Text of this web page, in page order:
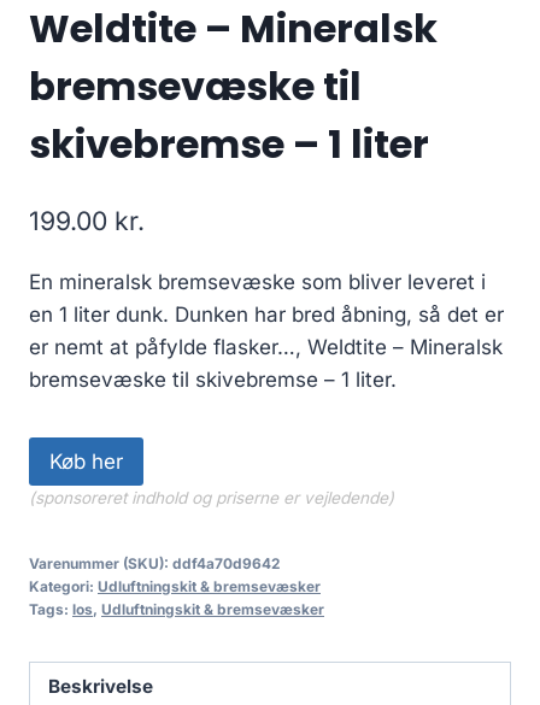
Weldtite – Mineralsk
bremsevæske til
skivebremse – 1 liter
199.00 kr.
En mineralsk bremsevæske som bliver leveret i
en 1 liter dunk. Dunken har bred åbning, så det er
er nemt at påfylde flasker…, Weldtite – Mineralsk
bremsevæske til skivebremse – 1 liter.
Køb her
(sponsoreret indhold og priserne er vejledende)
Varenummer (SKU): ddf4a70d9642
Kategori: Udluftningskit & bremsevæsker
Tags: los, Udluftningskit & bremsevæsker
Beskrivelse